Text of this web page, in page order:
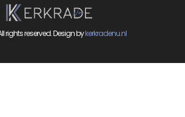
rights reserved. Design bykerkradenu.nl